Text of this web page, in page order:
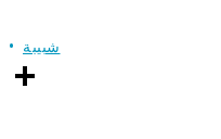
شبيبة
w